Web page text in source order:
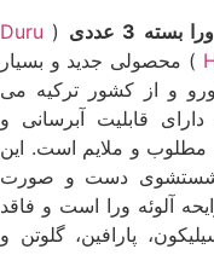
3 عددی (
Duru
) محصولی جدید و بسیار
و از کشور ترکیه می
قابلیت آبرسانی و
و ملایم است. این
شستشوی دست و صورت
آلوئه ورا است و فاقد
پارافین، گلوتن و